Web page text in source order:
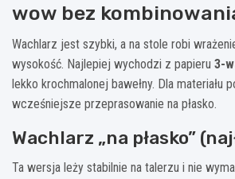
wow bez
Wachlarz jest szybki, a na stole robi
wysokość. Najlepiej wychodzi z papieru 3-
lekko krochmalonej bawełny. Dla materiału
wcześniejsze przeprasowanie na płasko.
Wachlarz „na płasko”
Ta wersja leży stabilnie na talerzu i nie